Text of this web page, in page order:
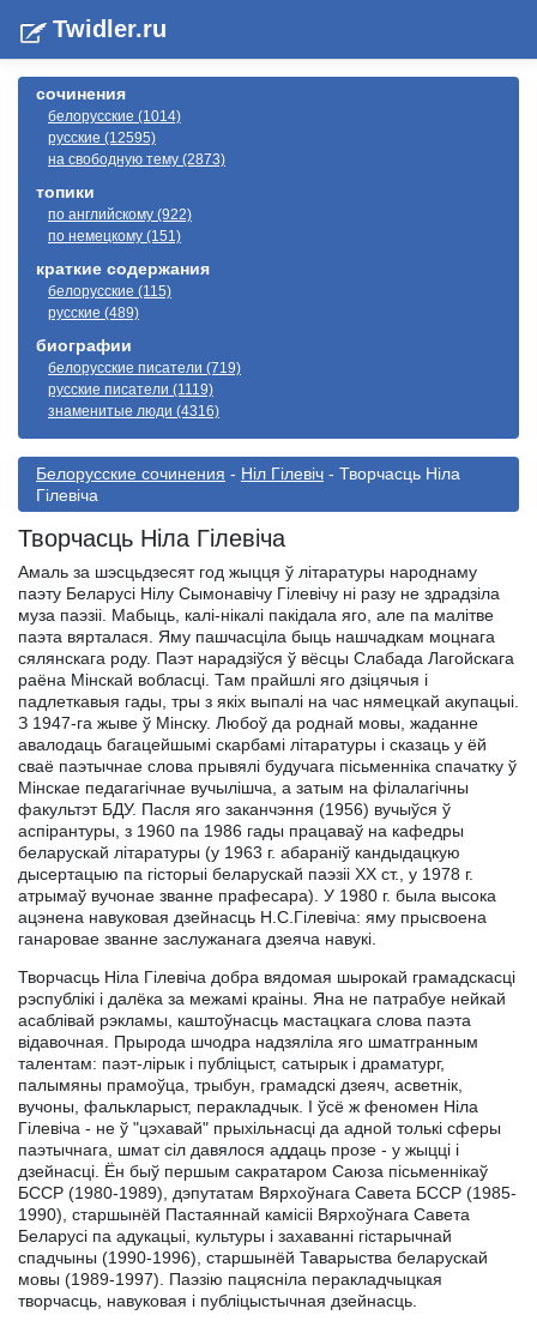
Twidler.ru
сочинения
белорусские (1014)
русские (12595)
на свободную тему (2873)
топики
по английскому (922)
по немецкому (151)
краткие содержания
белорусские (115)
русские (489)
биографии
белорусские писатели (719)
русские писатели (1119)
знаменитые люди (4316)
Белорусские сочинения - Ніл Гілевіч - Творчасць Ніла
Гілевіча
Творчасць Ніла Гілевіча
Амаль за шэсцьдзесят год жыцця ў літаратуры народнаму
паэту Беларусі Нілу Сымонавічу Гілевічу ні разу не здрадзіла
муза паэзіі. Мабыць, калі-нікалі пакідала яго, але па малітве
паэта вярталася. Яму пашчасціла быць нашчадкам моцнага
сялянскага роду. Паэт нарадзіўся ў вёсцы Слабада Лагойскага
раёна Мінскай вобласці. Там прайшлі яго дзіцячыя і
падлеткавыя гады, тры з якіх выпалі на час нямецкай акупацыі.
З 1947-га жыве ў Мінску. Любоў да роднай мовы, жаданне
авалодаць багацейшымі скарбамі літаратуры і сказаць у ёй
сваё паэтычнае слова прывялі будучага пісьменніка спачатку ў
Мінскае педагагічнае вучылішча, а затым на філалагічны
факультэт БДУ. Пасля яго заканчэння (1956) вучыўся ў
аспірантуры, з 1960 па 1986 гады працаваў на кафедры
беларускай літаратуры (у 1963 г. абараніў кандыдацкую
дысертацыю па гісторыі беларускай паэзіі ХХ ст., у 1978 г.
атрымаў вучонае званне прафесара). У 1980 г. была высока
ацэнена навуковая дзейнасць Н.С.Гілевіча: яму прысвоена
ганаровае званне заслужанага дзеяча навукі.
Творчасць Ніла Гілевіча добра вядомая шырокай грамадскасці
рэспублікі і далёка за межамі краіны. Яна не патрабуе нейкай
асаблівай рэкламы, каштоўнасць мастацкага слова паэта
відавочная. Прырода шчодра надзяліла яго шматгранным
талентам: паэт-лірык і публіцыст, сатырык і драматург,
палымяны прамоўца, трыбун, грамадскі дзеяч, асветнік,
вучоны, фалькларыст, перакладчык. І ўсё ж феномен Ніла
Гілевіча - не ў "цэхавай" прыхільнасці да адной толькі сферы
паэтычнага, шмат сіл давялося аддаць прозе - у жыцці і
дзейнасці. Ён быў першым сакратаром Саюза пісьменнікаў
БССР (1980-1989), дэпутатам Вярхоўнага Савета БССР (1985-
1990), старшынёй Пастаяннай камісіі Вярхоўнага Савета
Беларусі па адукацыі, культуры і захаванні гістарычнай
спадчыны (1990-1996), старшынёй Таварыства беларускай
мовы (1989-1997). Паэзію пацясніла перакладчыцкая
творчасць, навуковая і публіцыстычная дзейнасць.